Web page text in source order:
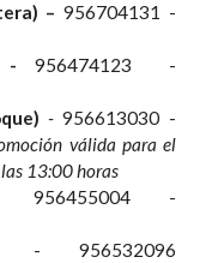
– 956704131 -
- 956474123 -
- 956613030 -
válida para el
13:00 horas
956455004 -
- 956532096